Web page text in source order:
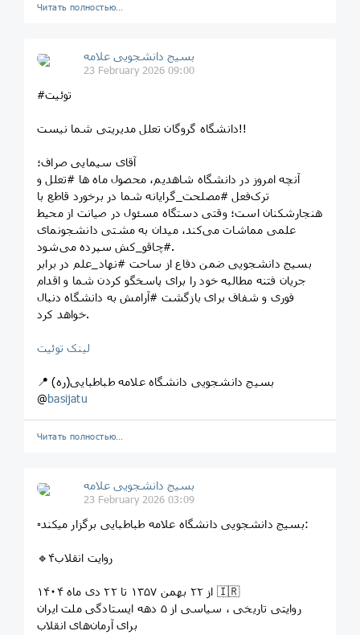
Читать полностью…
بسیج دانشجویی علامه
23 February 2026 09:00
#توئیت
دانشگاه گروگان تعلل مدیریتی شما نیست!!
آقای سیمایی صراف؛
آنچه امروز در دانشگاه‌ شاهدیم، محصول ماه ها #تعلل و
ترک‌فعل #مصلحت_گرایانه شما در برخورد قاطع با
هنجارشکنان است؛ وقتی دستگاه مسئول در صیانت از محیط
علمی مماشات می‌کند، میدان به مشتی دانشجونمای
#چاقو_کش سپرده می‌شود.
بسیج دانشجویی ضمن دفاع از ساحت #نهاد_علم در برابر
جریان فتنه مطالبه خود‌ را برای پاسخگو کردن شما و اقدام
فوری و شفاف برای بازگشت #آرامش به دانشگاه دنبال
خواهد کرد.
لینک توئیت
📍 بسیج دانشجویی دانشگاه علامه طباطبایی(ره)
@basijatu
Читать полностью…
بسیج دانشجویی علامه
23 February 2026 03:09
▫️بسیج دانشجویی دانشگاه علامه طباطبایی برگزار میکند:
🔹روایت انقلاب۴
از ۲۲ بهمن ۱۳۵۷ تا ۲۲ دی ماه ۱۴۰۴ 🇮🇷
روایتی تاریخی ، سیاسی از ۵ دهه ایستادگی ملت ایران
برای آرمان‌های انقلاب